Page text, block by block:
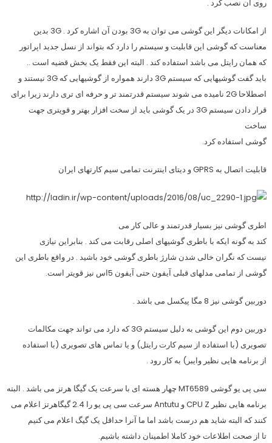
روی آن نصب کرد .
از امکانات دیگر این گوشی می توان به 3G بودن آن اشاره کرد . 3G بدین
معناست که گوشی این قابلیت و سیستم را دارد که بتواند از نسل جدید اپراتور
که همان رایتل می باشد استفاده کند . البته این فقط یک بخش قضیه است ..
باید گفت گوشیهایی که سیستم 3G دارند همواره از گوشیهایی که 3G نیستند و
اصطلاحا 2G نامیده می شوند سیستم قدرتمند تر و حرفه ای تری دارند زیرا برای
قرار دادن سیستم 3G در یک گوشی باید از سخت افزار بهتر و قویتری جهت
ساخت
گوشی استفاده کرد.
قابلیت اتصال به GPRS و دیتای اینترنت تمامی سیم کارتهای ایران
اطری گوشی نیز بسیار قدرتمند و عالی کار می
کند به گونه ایکه با باطری گوشیهای اصلی رقابت می کند . بنابراین نیازی
نیست که نگران خالی شدن شارژ باطری گوشی خود باشید . در واقع باطری این
گوشی از تمامی مدلهای قبلی آیفون حتی آیفون 5اس نیز قویتر است.
دوربین گوشی نیز 8 مگا پیکسل می باشد .
دوربین دوم این گوشی به دلیل سیستم 3G که دارد می تواند جهت مکالمات
تصویری (با استفاده از سیم کارت رایتل) و یا تماس های تصویری (با استفاده
از برنامه هایی نظیر وایبر) به کار رود .
سی پی یو گوشی MT6589 چهار هسته ای با سرعت یک گیگا هرتز می باشد . البته
برنامه هایی نظیر CPU Z و Antutu سرعت سی پی یو را 2.4 گیگاهرتز اعلام می
کنند که البته شاید هم درست باشد اما ما آنرا حداقل یک گیگ اعلام می کنیم
تا از صحت اطلاعات خود کاملا اطمینان داشته باشیم.